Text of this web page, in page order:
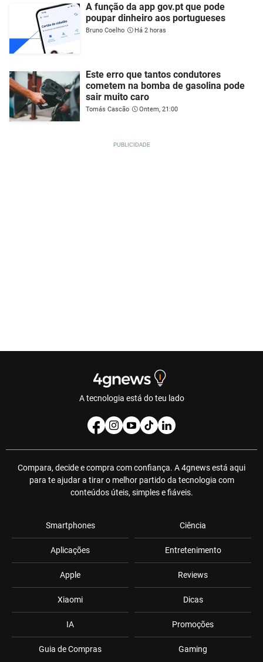
A função da app gov.pt que pode
poupar dinheiro aos portugueses
Bruno Coelho Há 2 horas
Este erro que tantos condutores
cometem na bomba de gasolina pode
sair muito caro
Tomás Cascão Ontem, 21:00
A tecnologia está do teu lado
Compara, decide e compra com confiança. A 4gnews está aqui
para te ajudar a tirar o melhor partido da tecnologia com
conteúdos úteis, simples e fiáveis.
Smartphones
Aplicações
Apple
Xiaomi
IA
Guia de Compras
Ciência
Entretenimento
Reviews
Dicas
Promoções
Gaming